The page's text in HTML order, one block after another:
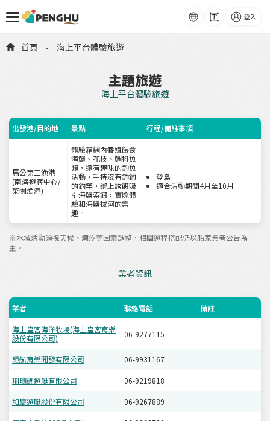
語系 字級 登入
首頁 - 海上平台體驗旅遊
主題旅遊
海上平台體驗旅遊
出發港/目的地 景點 行程/備註事項
馬公第三漁港
(南海遊客中心/
菜園漁港)
體驗箱網內養殖餵食
海鱺、花枝、鯛科魚
類，還有趣味的釣魚
活動，手持沒有釣鉤
的釣竿，綁上誘餌吸
引海鱺索餌，實際體
驗和海鱺拔河的樂
趣。
登島
適合活動期間4月至10月
※水域活動須視天候、潮汐等因素調整，相關遊程搭配仍以船家業者公告為
主。
業者資訊
業者 聯絡電話 備註
海上皇宮海洋牧場(海上皇宮育樂
股份有限公司)
06-9277115
鉅航育樂開發有限公司 06-9931167
珊瑚礁遊艇有限公司 06-9219818
和慶遊艇股份有限公司 06-9267889